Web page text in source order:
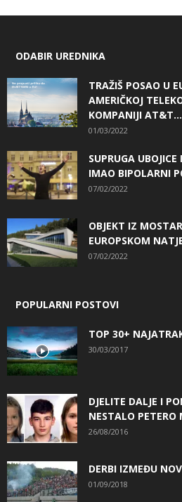
ODABIR UREDNIKA
TRAŽIŠ POSAO U
AMERIČKOJ
KOMPANIJI AT&T...
01/03/2022
SUPRUGA UBOJICE
IMAO BIPOLARNI
07/02/2022
OBJEKT IZ
EUROPSKOM
07/02/2022
POPULARNI POSTOVI
TOP 30+
30/03/2017
DJELITE DALJE I
NESTALO PETERO
26/08/2016
DERBI IZMEĐU
01/09/2018